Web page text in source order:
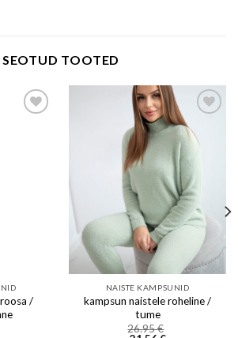
SEOTUD TOOTED
/
Add to wishlist
NAISTE KAMPSUNID
kampsun naistele roheline /
tume
26.95€